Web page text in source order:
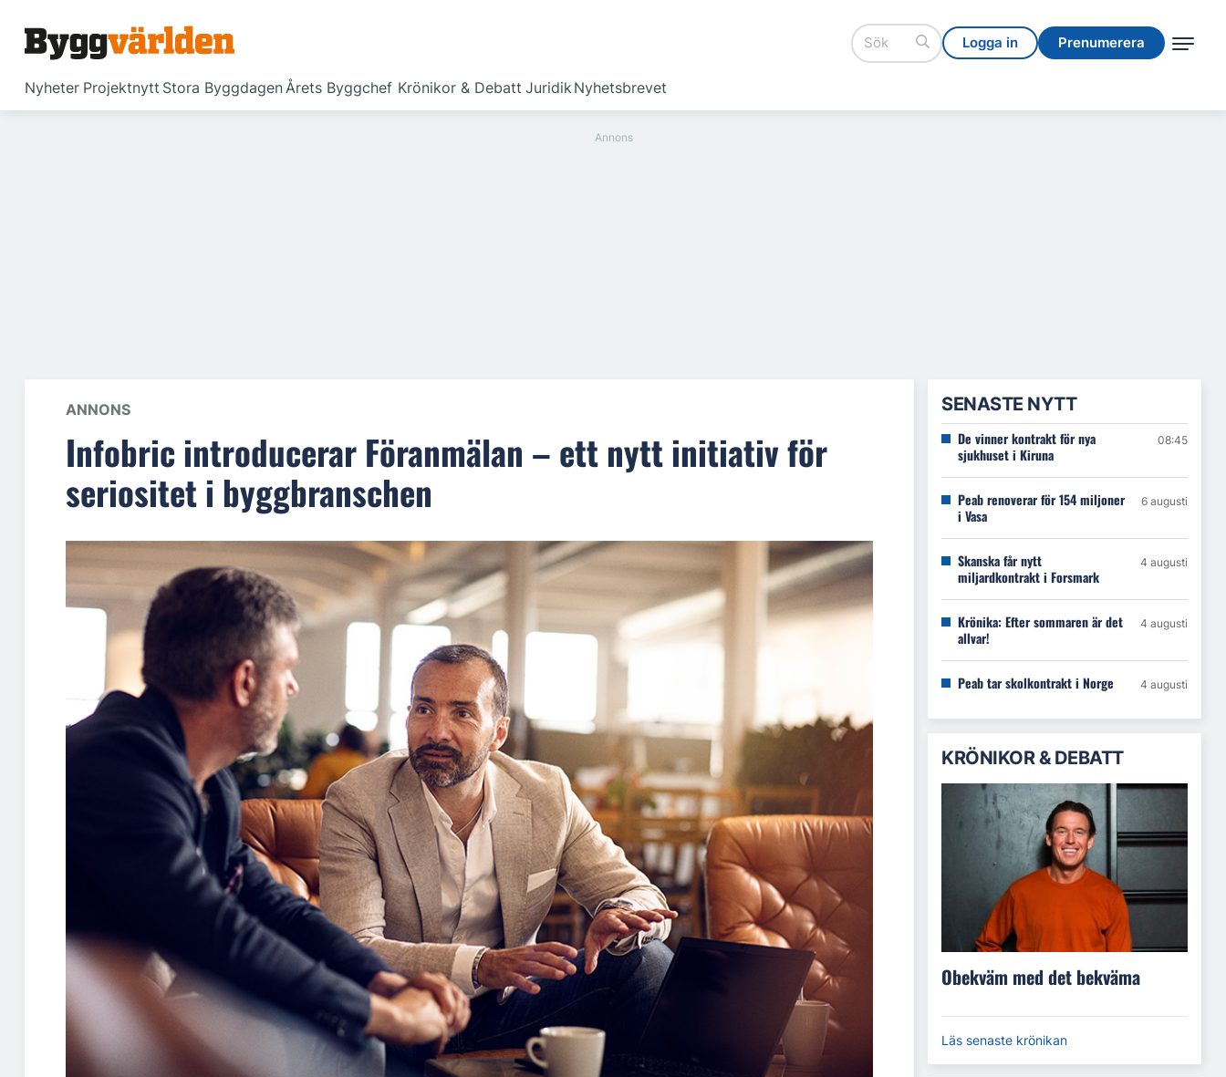
Logga in Prenumerera
Nyheter Projektnytt Stora ByggdagenÅrets Byggchef Krönikor & Debatt JuridikNyhetsbrevet
Logga in Prenumerera
ANNONS
Infobric introducerar Föranmälan – ett nytt initiativ för
seriositet i byggbranschen
SENASTE NYTT
De vinner kontrakt för nya
sjukhuset i Kiruna
08:45
Peab renoverar för 154 miljoner
i Vasa
6 augusti
Skanska får nytt
miljardkontrakt i Forsmark
4 augusti
Krönika: Efter sommaren är det
allvar!
4 augusti
Peab tar skolkontrakt i Norge 4 augusti
KRÖNIKOR & DEBATT
Obekväm med det bekväma
Läs senaste krönikan